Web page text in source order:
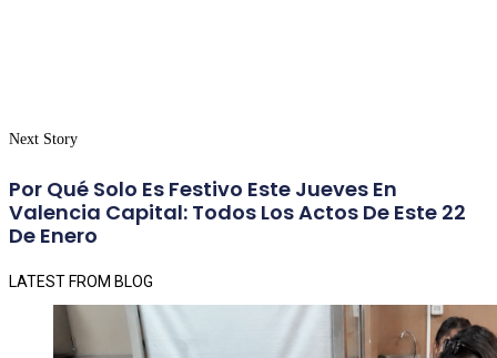
Next Story
Por Qué Solo Es Festivo Este Jueves En
Valencia Capital: Todos Los Actos De Este 22
De Enero
LATEST FROM BLOG